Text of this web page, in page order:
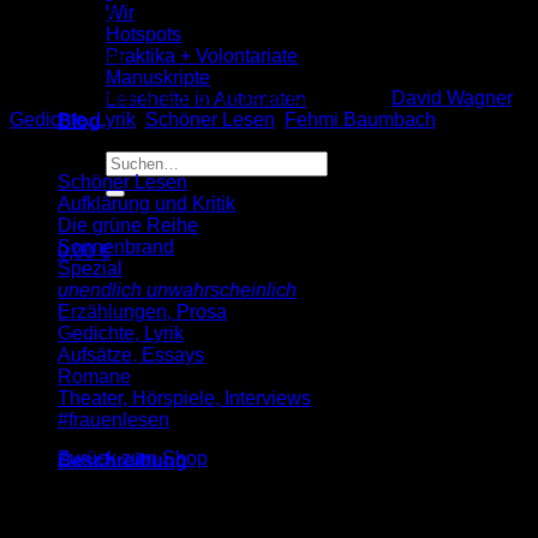
Wir
Hotspots
Praktika + Volontariate
Manuskripte
Lesehefte in Automaten
Blog
Suche
nach:
0,00€
Warenkorb
Es befinden sich keine Produkte im Warenkorb.
Zurück zum Shop
Preis: 1,00 €
Nicht vorrätig
Artikelnummer:9783937737416 Kategorien: David Wagner,
Gedichte, Lyrik Schöner Lesen Fehmi Baumbach
Schöner Lesen
Aufklärung und Kritik
Die grüne Reihe
Sonnenbrand
Spezial
unendlich unwahrscheinlich
Erzählungen, Prosa
Gedichte, Lyrik
Aufsätze, Essays
Romane
Theater, Hörspiele, Interviews
#frauenlesen
Beschreibung